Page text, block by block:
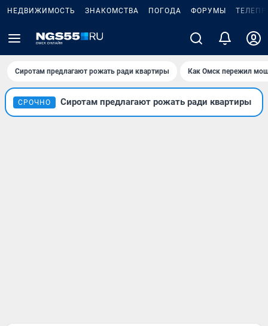
НЕДВИЖИМОСТЬ ЗНАКОМСТВА ПОГОДА ФОРУМЫ
Сиротам предлагают рожать ради квартиры Как Омск пережил
СРОЧНО Сиротам предлагают рожать ради квартиры